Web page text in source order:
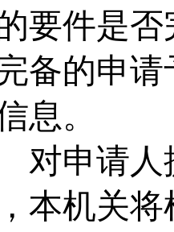
要件是
备的申
息。
申请人
本机关